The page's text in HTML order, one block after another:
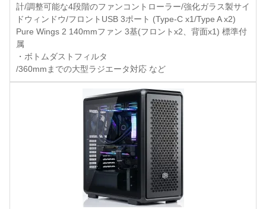
計/調整可能な4段階のファンコントローラー/強化ガラス製サイ
ドウィンドウ/フロントUSB 3ポート (Type-C x1/Type A x2)
Pure Wings 2 140mmファン 3基(フロントx2、背面x1) 標準付
属
・ボトムダストフィルタ
/360mmまでの大型ラジエータ対応 など